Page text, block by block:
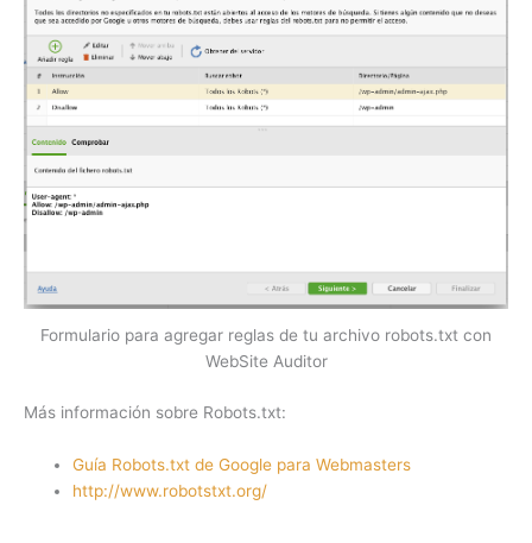
Formulario para agregar reglas de tu archivo robots.txt con
WebSite Auditor
Más información sobre Robots.txt:
Guía Robots.txt de Google para Webmasters
http://www.robotstxt.org/